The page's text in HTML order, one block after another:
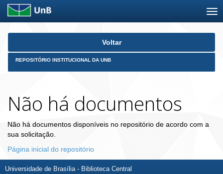
Skip
Voltar
REPOSITÓRIO INSTITUCIONAL DA UNB
Não há documentos
Não há documentos disponíveis no repositório de acordo com a
sua solicitação.
Página inicial do repositório
Universidade de Brasília - Biblioteca Central